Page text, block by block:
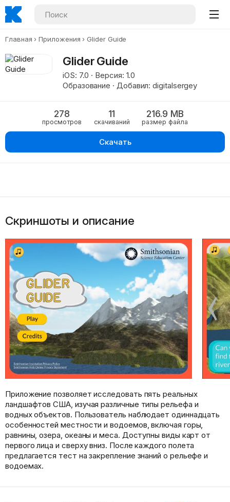
Главная Приложения Glider Guide
Glider Guide
iOS: 7.0 · Версия: 1.0
Образование · Добавил: digitalsergey
278
просмотров
11
скачиваний
216.9 MB
размер файла
Скачать
Скриншоты и описание
Приложение позволяет исследовать пять реальных
ландшафтов США, изучая различные типы рельефа и
водных объектов. Пользователь наблюдает одиннадцать
особенностей местности и водоемов, включая горы,
равнины, озера, океаны и меса. Доступны виды карт от
первого лица и сверху вниз. После каждого полета
предлагается тест на закрепление знаний о рельефе и
водоемах.